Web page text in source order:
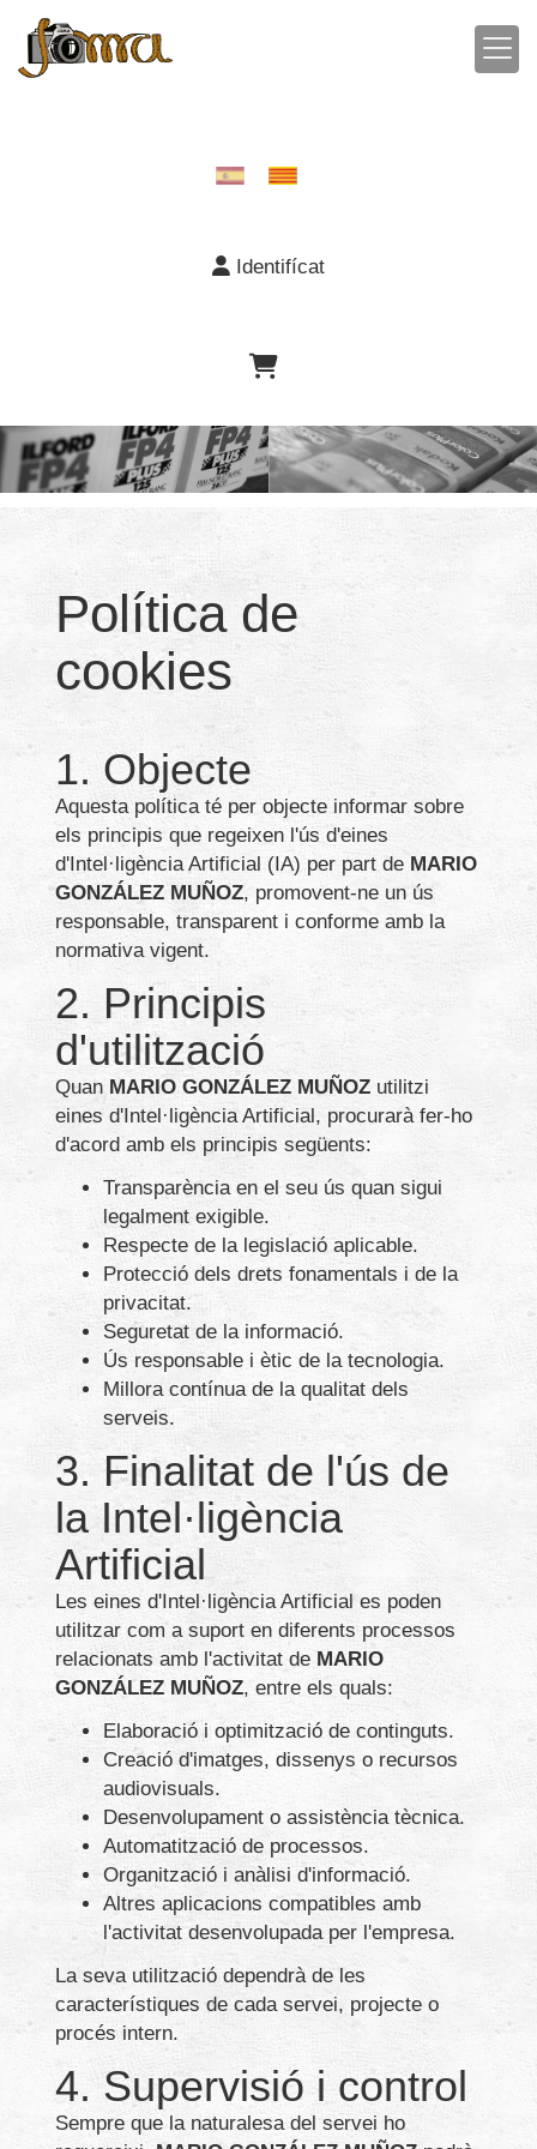
Identifícat
Política de
cookies
1. Objecte
Aquesta política té per objecte informar sobre
els principis que regeixen l'ús d'eines
d'Intel·ligència Artificial (IA) per part de MARIO
GONZÁLEZ MUÑOZ, promovent-ne un ús
responsable, transparent i conforme amb la
normativa vigent.
2. Principis
d'utilització
Quan MARIO GONZÁLEZ MUÑOZ utilitzi
eines d'Intel·ligència Artificial, procurarà fer-ho
d'acord amb els principis següents:
Transparència en el seu ús quan sigui
legalment exigible.
Respecte de la legislació aplicable.
Protecció dels drets fonamentals i de la
privacitat.
Seguretat de la informació.
Ús responsable i ètic de la tecnologia.
Millora contínua de la qualitat dels
serveis.
3. Finalitat de l'ús de
la Intel·ligència
Artificial
Les eines d'Intel·ligència Artificial es poden
utilitzar com a suport en diferents processos
relacionats amb l'activitat de MARIO
GONZÁLEZ MUÑOZ, entre els quals:
Elaboració i optimització de continguts.
Creació d'imatges, dissenys o recursos
audiovisuals.
Desenvolupament o assistència tècnica.
Automatització de processos.
Organització i anàlisi d'informació.
Altres aplicacions compatibles amb
l'activitat desenvolupada per l'empresa.
La seva utilització dependrà de les
característiques de cada servei, projecte o
procés intern.
4. Supervisió i control
Sempre que la naturalesa del servei ho